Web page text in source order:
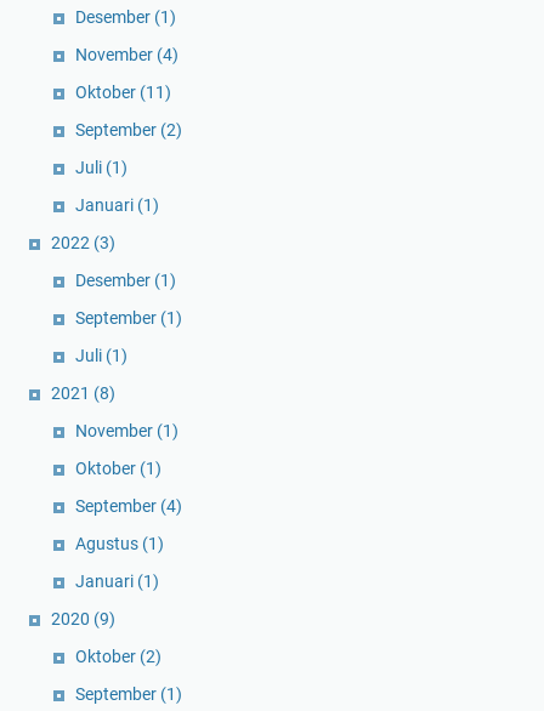
Desember (1)
November (4)
Oktober (11)
September (2)
Juli (1)
Januari (1)
2022 (3)
Desember (1)
September (1)
Juli (1)
2021 (8)
November (1)
Oktober (1)
September (4)
Agustus (1)
Januari (1)
2020 (9)
Oktober (2)
September (1)